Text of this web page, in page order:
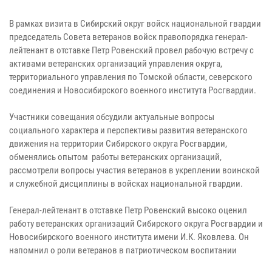
В рамках визита в Сибирский округ войск национальной гвардии
председатель Совета ветеранов войск правопорядка генерал-
лейтенант в отставке Петр Ровенский провел рабочую встречу с
активами ветеранских организаций управления округа,
территориального управления по Томской области, северского
соединения и Новосибирского военного института Росгвардии.
Участники совещания обсудили актуальные вопросы
социального характера и перспективы развития ветеранского
движения на территории Сибирского округа Росгвардии,
обменялись опытом работы ветеранских организаций,
рассмотрели вопросы участия ветеранов в укреплении воинской
и служебной дисциплины в войсках национальной гвардии.
Генерал-лейтенант в отставке Петр Ровенский высоко оценил
работу ветеранских организаций Сибирского округа Росгвардии и
Новосибирского военного института имени И.К. Яковлева. Он
напомнил о роли ветеранов в патриотическом воспитании